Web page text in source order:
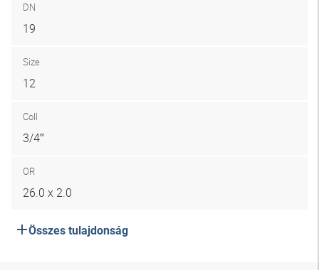
DN
19
Size
12
Coll
3/4″
OR
26.0 x 2.0
Összes tulajdonság